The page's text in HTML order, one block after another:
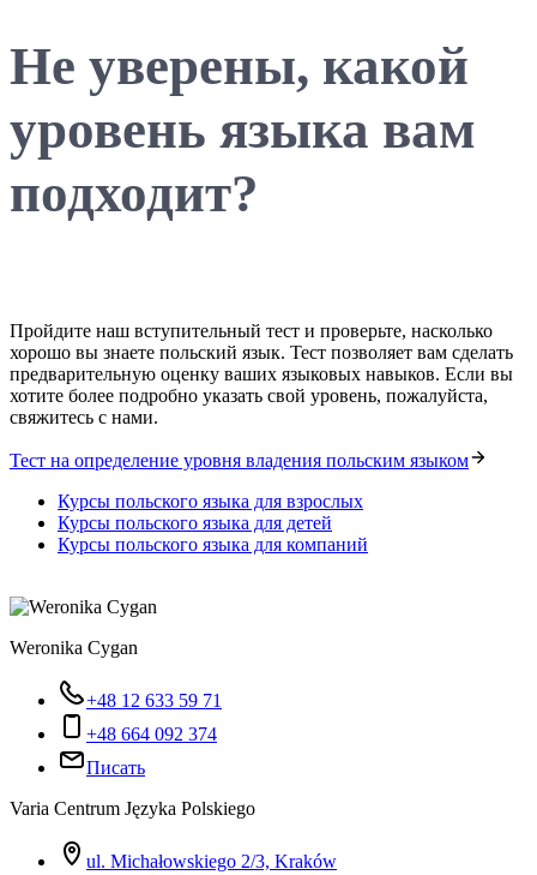
Не уверены, какой
уровень языка вам
подходит?
Пройдите наш вступительный тест и проверьте, насколько
хорошо вы знаете польский язык. Тест позволяет вам сделать
предварительную оценку ваших языковых навыков. Если вы
хотите более подробно указать свой уровень, пожалуйста,
свяжитесь с нами.
Тест на определение уровня владения польским языком
Курсы польского языка для взрослых
Курсы польского языка для детей
Курсы польского языка для компаний
Weronika Cygan
+48 12 633 59 71
+48 664 092 374
Писать
Varia Centrum Języka Polskiego
ul. Michałowskiego 2/3, Kraków